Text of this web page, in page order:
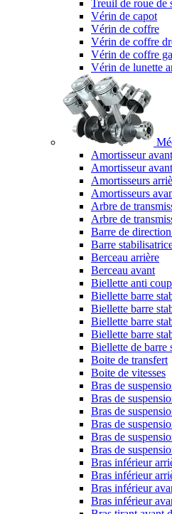
Treuil de roue de
Vérin de capot
Vérin de coffre
Vérin de coffre
Vérin de coffre
Vérin de lunette
Amortisseur
Amortisseur
Amortisseurs
Amortisseurs
Arbre de
Arbre de
Barre de
Barre
Berceau arrière
Berceau avant
Biellette anti
Biellette barre
Biellette barre
Biellette barre
Biellette barre
Biellette de barre
Boite de transfert
Boite de vitesses
Bras de
Bras de
Bras de
Bras de
Bras de
Bras de
Bras inférieur
Bras inférieur
Bras inférieur
Bras inférieur